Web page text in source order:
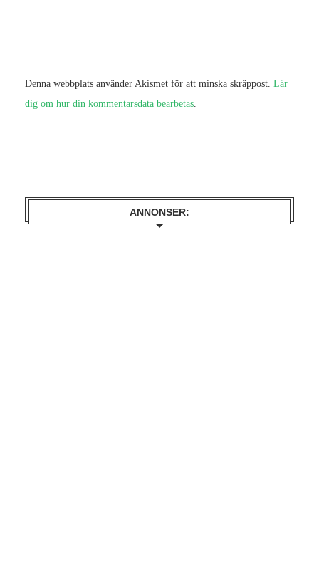
Denna webbplats använder Akismet för att minska skräppost. Lär
dig om hur din kommentarsdata bearbetas.
ANNONSER: